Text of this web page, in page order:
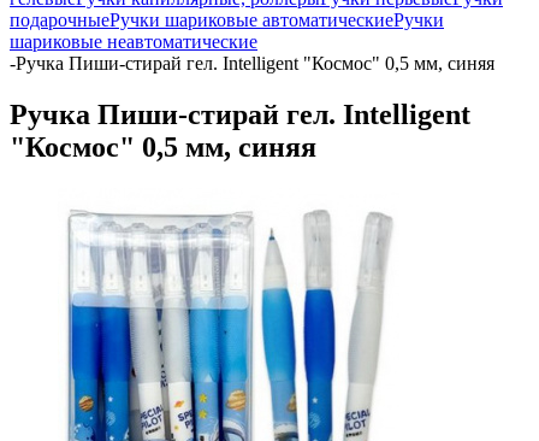
подарочныеРучки шариковые автоматическиеРучки
шариковые неавтоматические
-Ручка Пиши-стирай гел. Intelligent "Космос" 0,5 мм, синяя
Ручка Пиши-стирай гел. Intelligent
"Космос" 0,5 мм, синяя